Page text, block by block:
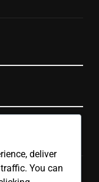
Expert invité,
Véracité des
deliver
You can